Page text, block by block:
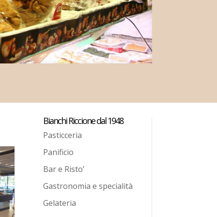
Bianchi Riccione dal 1948
Pasticceria
Panificio
Bar e Risto’
Gastronomia e specialità
Gelateria